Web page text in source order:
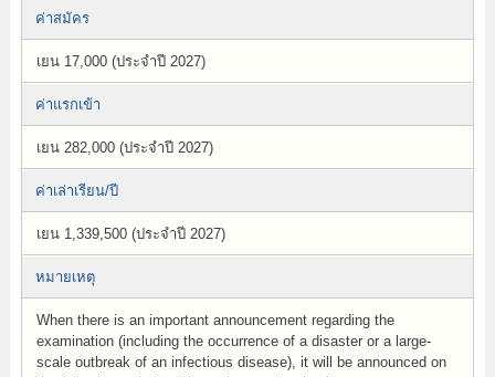
ค่าสมัคร
เยน 17,000 (ประจำปี 2027)
ค่าแรกเข้า
เยน 282,000 (ประจำปี 2027)
ค่าเล่าเรียน/ปี
เยน 1,339,500 (ประจำปี 2027)
หมายเหตุ
When there is an important announcement regarding the
examination (including the occurrence of a disaster or a large-
scale outbreak of an infectious disease), it will be announced on